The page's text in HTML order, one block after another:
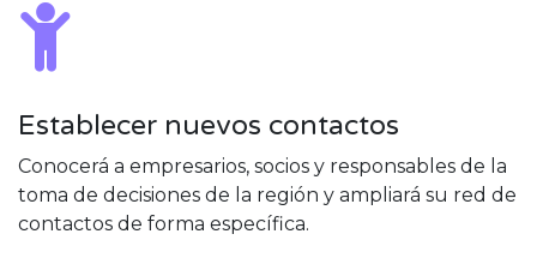
Establecer nuevos contactos
Conocerá a empresarios, socios y responsables de la
toma de decisiones de la región y ampliará su red de
contactos de forma específica.